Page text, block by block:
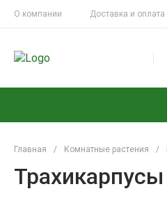
О компании Доставка и оплата
Главная / Комнатные растения /
Трахикарпусы